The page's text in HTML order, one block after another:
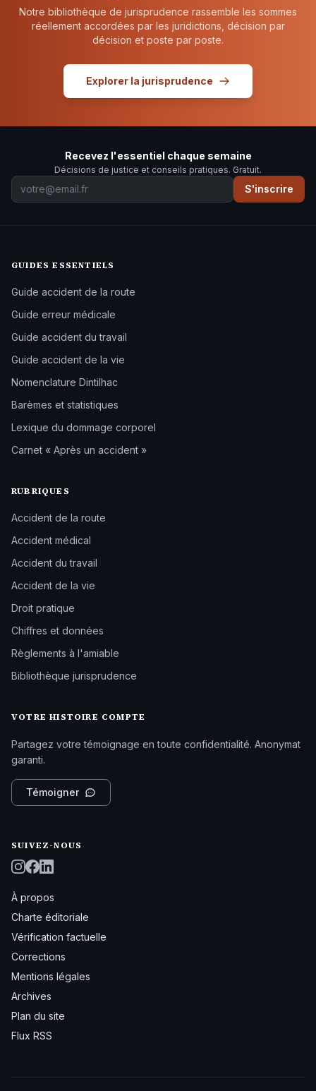
Notre bibliothèque de jurisprudence rassemble les sommes
réellement accordées par les juridictions, décision par
décision et poste par poste.
Explorer la jurisprudence
Recevez l'essentiel chaque semaine
Décisions de justice et conseils pratiques. Gratuit.
S'inscrire
GUIDES ESSENTIELS
Guide accident de la route
Guide erreur médicale
Guide accident du travail
Guide accident de la vie
Nomenclature Dintilhac
Barèmes et statistiques
Lexique du dommage corporel
Carnet « Après un accident »
RUBRIQUES
Accident de la route
Accident médical
Accident du travail
Accident de la vie
Droit pratique
Chiffres et données
Règlements à l'amiable
Bibliothèque jurisprudence
VOTRE HISTOIRE COMPTE
Partagez votre témoignage en toute confidentialité. Anonymat
garanti.
Témoigner
SUIVEZ-NOUS
À propos
Charte éditoriale
Vérification factuelle
Corrections
Mentions légales
Archives
Plan du site
Flux RSS